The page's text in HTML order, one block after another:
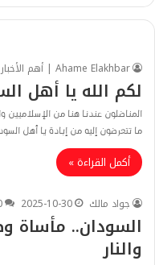
Ahame Elakhbar | أهم الأخبار
لكم الله يا أهل
المناضلون عندنا هنا من
ما تتعرضون إليه من إبادة يا أهل
أكمل القراءة »
جواد مالك
2025-10-30
السودان.. مأساة
والنار